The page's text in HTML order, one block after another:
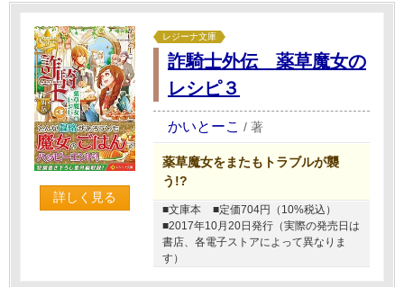
詳しく見る
レジーナ文庫
詐騎士外伝 薬草魔女の
レシピ３
かいとーこ / 著
薬草魔女をまたもトラブルが襲
う!?
■文庫本
■定価704円（10%税込）
■2017年10月20日発行（実際の発売日は
書店、各電子ストアによって異なりま
す）